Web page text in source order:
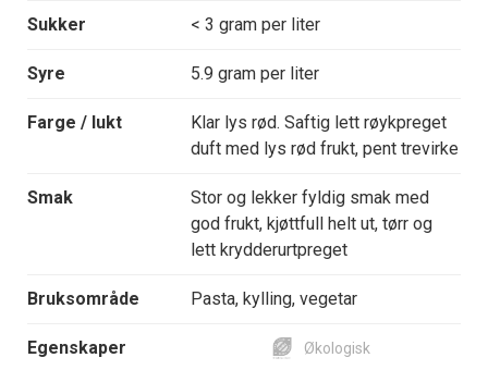
Sukker < 3 gram per liter
Syre 5.9 gram per liter
Farge / lukt
Klar lys rød. Saftig lett røykpreget
duft med lys rød frukt, pent trevirke
Smak
Stor og lekker fyldig smak med
god frukt, kjøttfull helt ut, tørr og
lett krydderurtpreget
Bruksområde Pasta, kylling, vegetar
Egenskaper Økologisk